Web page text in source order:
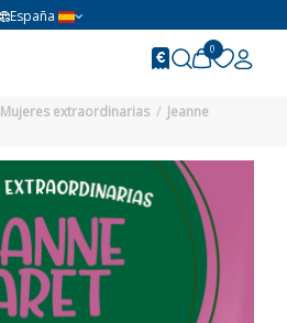
España
0
Mujeres extraordinarias
Jeanne